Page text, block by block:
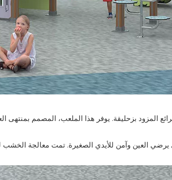
المزود بزحليقة. يوفر هذا الملعب، المصمم بمنتهى
العين وآمن للأيدي الصغيرة. تمت معالجة الخشب